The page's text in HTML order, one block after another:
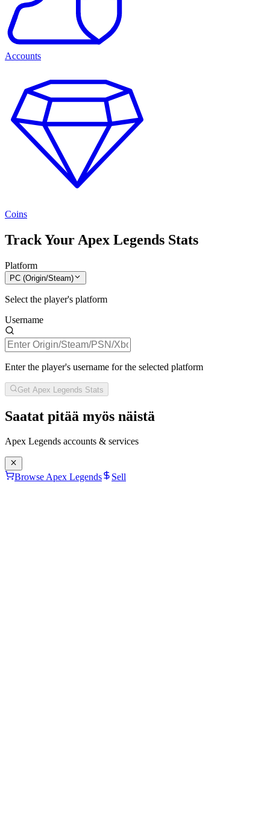
Accounts
Coins
Track Your Apex Legends Stats
Platform
PC (Origin/Steam)
Select the player's platform
Username
Enter the player's username for the selected platform
Get Apex Legends Stats
Saatat pitää myös näistä
Apex Legends accounts & services
Browse Apex Legends Sell